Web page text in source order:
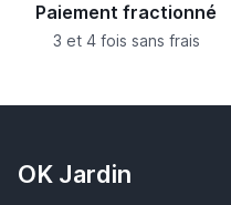
Paiement fractionné
3 et 4 fois sans frais
OK Jardin